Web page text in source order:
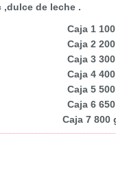
,dulce de leche .
Caja 1
Caja 2
Caja 3
Caja 4
Caja 5
Caja 6
Caja 7 800